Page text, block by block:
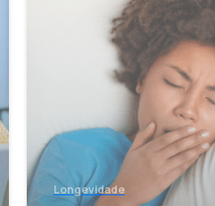
Longevidade